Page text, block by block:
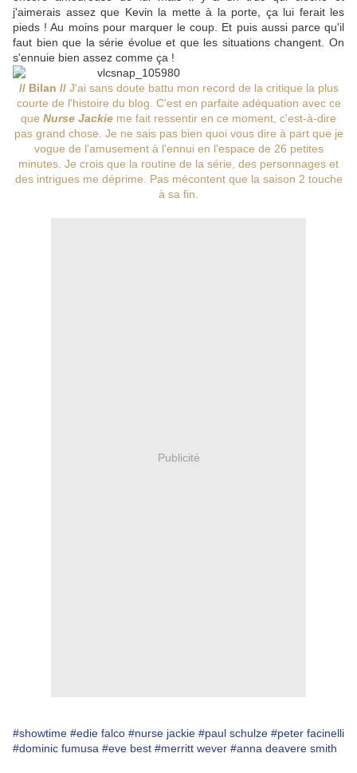
j'aimerais assez que Kevin la mette à la porte, ça lui ferait les
pieds ! Au moins pour marquer le coup. Et puis aussi parce qu'il
faut bien que la série évolue et que les situations changent. On
s'ennuie bien assez comme ça !
// Bilan //J'ai sans doute battu mon record de la critique la plus
courte de l'histoire du blog. C'est en parfaite adéquation avec ce
que Nurse Jackie me fait ressentir en ce moment, c'est-à-dire
pas grand chose. Je ne sais pas bien quoi vous dire à part que je
vogue de l'amusement à l'ennui en l'espace de 26 petites
minutes. Je crois que la routine de la série, des personnages et
des intrigues me déprime. Pas mécontent que la saison 2 touche
à sa fin.
Publicité
#showtime #edie falco #nurse jackie #paul schulze #peter facinelli
#dominic fumusa #eve best #merritt wever #anna deavere smith